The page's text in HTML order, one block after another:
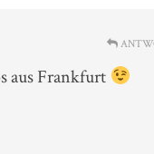
aus Frankfurt